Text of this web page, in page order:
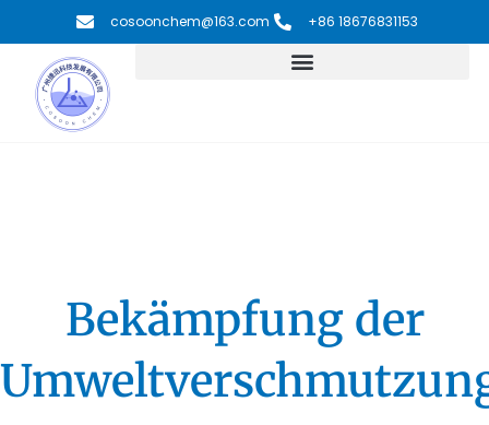
springen
cosoonchem@163.com +86 18676831153
Bekämpfung der